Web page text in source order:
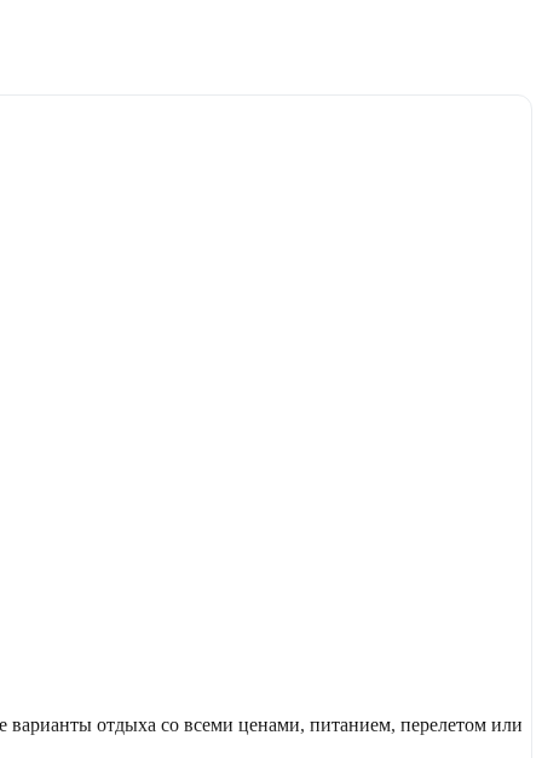
отдыха со всеми ценами, питанием, перелетом или